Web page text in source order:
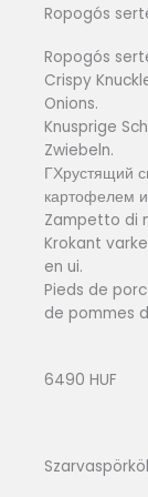
Ropogós
Ropogós
Crispy
Onions.
Knusprige
Zwiebeln.
ГХрустящий
картофелем
Zampetto di
Krokant
en ui.
Pieds de
de pommes
6490 HUF